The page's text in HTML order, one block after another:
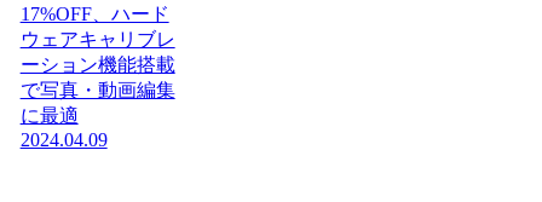
17%OFF、ハード
ウェアキャリブレ
ーション機能搭載
で写真・動画編集
に最適
2024.04.09